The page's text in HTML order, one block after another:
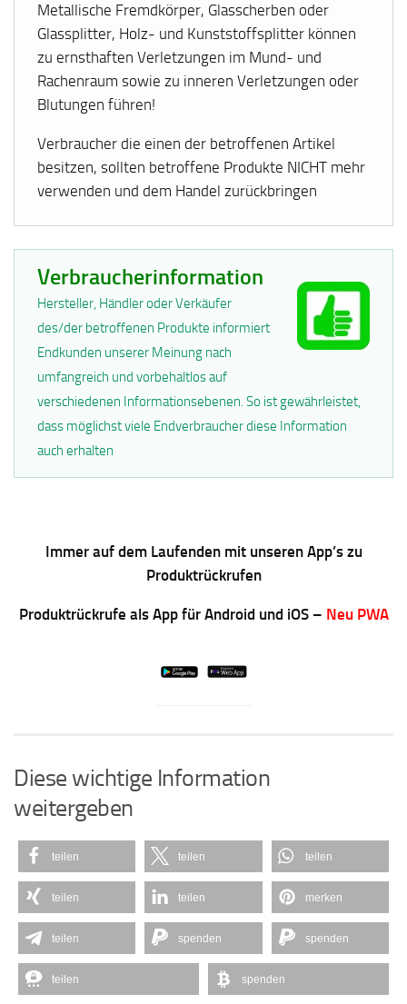
Metallische Fremdkörper, Glasscherben oder
Glassplitter, Holz- und Kunststoffsplitter können
zu ernsthaften Verletzungen im Mund- und
Rachenraum sowie zu inneren Verletzungen oder
Blutungen führen!
Verbraucher die einen der betroffenen Artikel
besitzen, sollten betroffene Produkte NICHT mehr
verwenden und dem Handel zurückbringen
Verbraucherinformation
Hersteller, Händler oder Verkäufer
des/der betroffenen Produkte informiert
Endkunden unserer Meinung nach
umfangreich und vorbehaltlos auf
verschiedenen Informationsebenen. So ist gewährleistet,
dass möglichst viele Endverbraucher diese Information
auch erhalten
Immer auf dem Laufenden mit unseren App’s zu
Produktrückrufen
Produktrückrufe als App für Android und iOS – Neu PWA
Diese wichtige Information
weitergeben
teilen teilen teilen
teilen teilen merken
teilen spenden spenden
teilen spenden